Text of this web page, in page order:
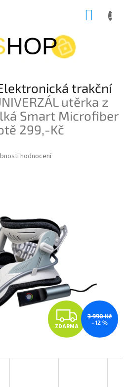
trakční
utěrka z
Smart Microfiber
299,-Kč
hodnocení
Z
D
A
ZDARMA
3 990 Kč
–12 %